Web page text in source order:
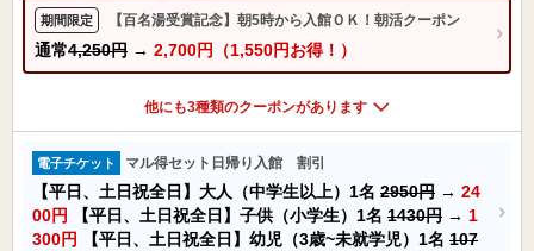
期間限定 【百名湯受賞記念】朝5時から入館ＯＫ！朝活クーポン
通常4,250円 → 2,700円（1,550円お得！）
他にも3種類のクーポンがあります
電子チケット マル得セット日帰り入館 割引
【平日、土日祝全日】大人（中学生以上）1名 2950円 → 24
00円
【平日、土日祝全日】子供（小学生）1名 1430円 → 1
300円
【平日、土日祝全日】幼児（3歳~未就学児）1名 107